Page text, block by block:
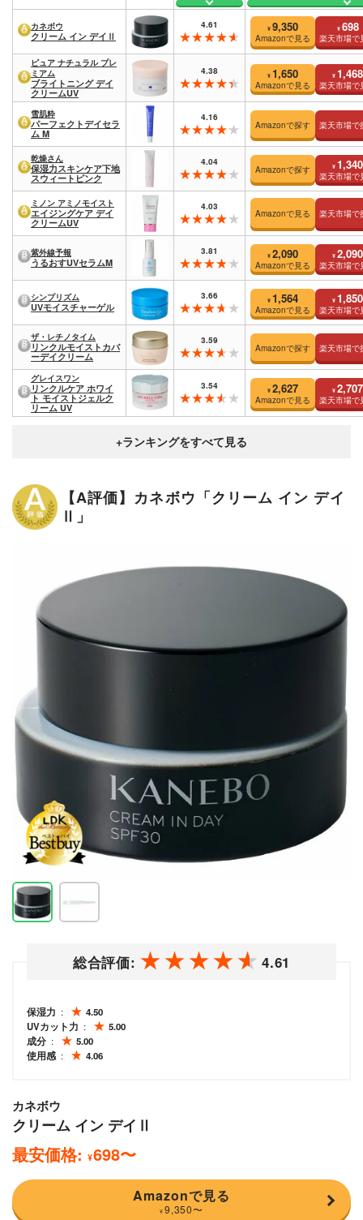
カネボウ
クリーム イン デイⅡ
4.61 ¥ 9,350
Amazonで見る
¥ 698
楽天市場で
ピュア ナチュラル プレ
ミアム
ブライトニング デイ
クリームUV
4.38 ¥ 1,650
Amazonで見る
¥ 1,468
楽天市場で
雪肌粋
パーフェクトデイセラ
ム M
4.16
Amazonで探す 楽天市場で
乾燥さん
保湿力スキンケア下地
スウィートピンク
4.04
Amazonで探す ¥ 1,340
楽天市場で
ミノン アミノモイスト
エイジングケア デイ
クリームUV
4.03
Amazonで見る 楽天市場で
紫外線予報
うるおすUVセラムM
3.81 ¥ 2,090
Amazonで見る
¥ 2,090
楽天市場で
シンプリズム
UVモイスチャーゲル
3.66 ¥ 1,564
Amazonで見る
¥ 1,850
楽天市場で
ザ・レチノタイム
リンクルモイストカバ
ーデイクリーム
3.59
Amazonで探す 楽天市場で
グレイスワン
リンクルケア ホワイ
ト モイストジェルク
リーム UV
3.54 ¥ 2,627
Amazonで見る
¥ 2,707
楽天市場で
【A評価】カネボウ「クリーム イン デイ
Ⅱ」
総合評価: 4.61
保湿力
4.50
UVカット力
5.00
成分
5.00
使用感
4.06
カネボウ
クリーム イン デイⅡ
最安価格: ¥698〜
Amazonで見る
¥ 9,350〜